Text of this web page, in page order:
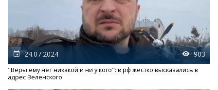
24.07.2024 903
"Веры ему нет никакой и ни у кого": в рф жестко высказались в
адрес Зеленского